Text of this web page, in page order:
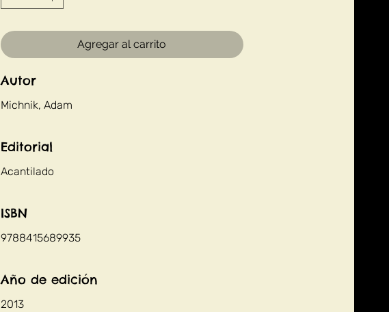
Agregar al carrito
Autor
Michnik, Adam
Editorial
Acantilado
ISBN
9788415689935
Año de edición
2013